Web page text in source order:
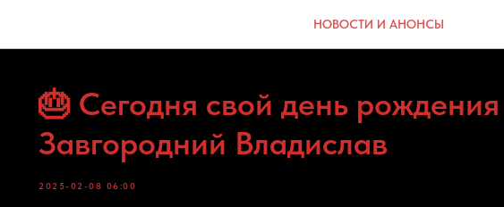
НОВОСТИ И АНОНСЫ
🎂 Сегодня свой день рождения
Завгородний Владислав
2025-02-08 06:00